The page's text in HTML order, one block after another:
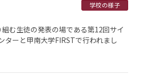
学校の様子
む生徒の発表の場である第12回サイ
ーと甲南大学FIRSTで行われまし